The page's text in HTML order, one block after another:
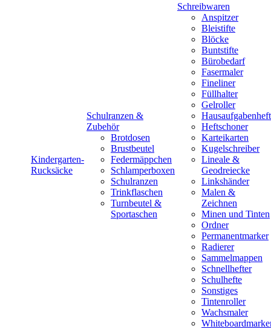
Kindergarten-
Rucksäcke
Schulranzen &
Zubehör
Brotdosen
Brustbeutel
Federmäppchen
Schlamperboxen
Schulranzen
Trinkflaschen
Turnbeutel &
Sportaschen
Schreibwaren
Anspitzer
Bleistifte
Blöcke
Buntstifte
Bürobedarf
Fasermaler
Fineliner
Füllhalter
Gelroller
Hausaufgabenheft
Heftschoner
Karteikarten
Kugelschreiber
Lineale &
Geodreiecke
Linkshänder
Malen &
Zeichnen
Minen und Tinten
Ordner
Permanentmarker
Radierer
Sammelmappen
Schnellhefter
Schulhefte
Sonstiges
Tintenroller
Wachsmaler